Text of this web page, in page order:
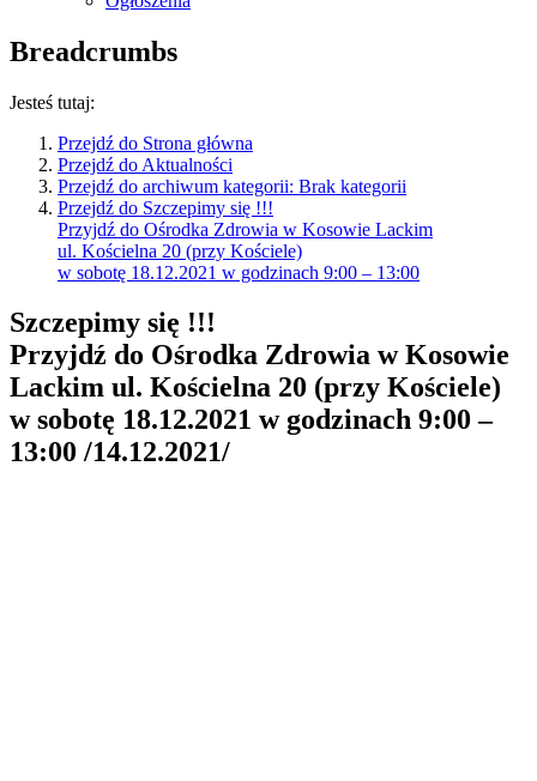
Breadcrumbs
Jesteś tutaj:
Przejdź do Strona główna
Przejdź do Aktualności
Przejdź do archiwum kategorii: Brak kategorii
Przejdź do Szczepimy się !!!
Przyjdź do Ośrodka Zdrowia w Kosowie Lackim
ul. Kościelna 20 (przy Kościele)
w sobotę 18.12.2021 w godzinach 9:00 – 13:00
Szczepimy się !!!
Przyjdź do Ośrodka Zdrowia w Kosowie
Lackim ul. Kościelna 20 (przy Kościele)
w sobotę 18.12.2021 w godzinach 9:00 –
13:00 /14.12.2021/